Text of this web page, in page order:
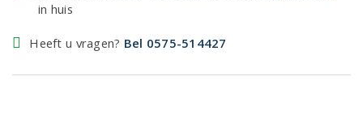
in huis
Heeft u vragen? Bel 0575-514427